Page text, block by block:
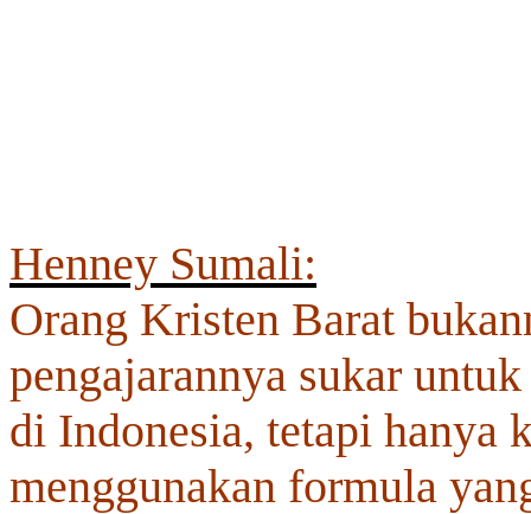
Henney Sumali:
Orang Kristen Barat
pengajarannya sukar
di Indonesia, tetapi hanya
menggunakan formula